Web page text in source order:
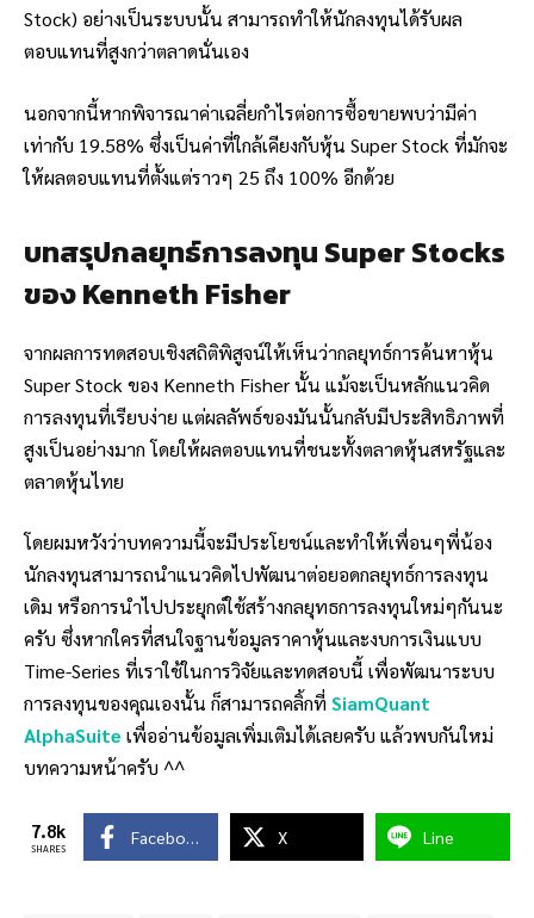
Stock) อย่างเป็นระบบนั้น สามารถทำให้นักลงทุนได้รับผล
ตอบแทนที่สูงกว่าตลาดนั่นเอง
นอกจากนี้หากพิจารณาค่าเฉลี่ยกำไรต่อการซื้อขายพบว่ามีค่า
เท่ากับ 19.58% ซึ่งเป็นค่าที่ใกล้เคียงกับหุ้น Super Stock ที่มักจะ
ให้ผลตอบแทนที่ตั้งแต่ราวๆ 25 ถึง 100% อีกด้วย
บทสรุปกลยุทธ์การลงทุน Super Stocks
ของ Kenneth Fisher
จากผลการทดสอบเชิงสถิติพิสูจน์ให้เห็นว่ากลยุทธ์การค้นหาหุ้น
Super Stock ของ Kenneth Fisherนั้น แม้จะเป็นหลักแนวคิด
การลงทุนที่เรียบง่าย แต่ผลลัพธ์ของมันนั้นกลับมีประสิทธิภาพที่
สูงเป็นอย่างมาก โดยให้ผลตอบแทนที่ชนะทั้งตลาดหุ้นสหรัฐและ
ตลาดหุ้นไทย
โดยผมหวังว่าบทความนี้จะมีประโยชน์และทำให้เพื่อนๆพี่น้อง
นักลงทุนสามารถนำแนวคิดไปพัฒนาต่อยอดกลยุทธ์การลงทุน
เดิม หรือการนำไปประยุกต์ใช้สร้างกลยุทธการลงทุนใหม่ๆกันนะ
ครับ ซึ่งหากใครที่สนใจฐานข้อมูลราคาหุ้นและงบการเงินแบบ
Time-Series ที่เราใช้ในการวิจัยและทดสอบนี้ เพื่อพัฒนาระบบ
การลงทุนของคุณเองนั้น ก็สามารถคลิ้กที่ SiamQuant
AlphaSuite เพื่ออ่านข้อมูลเพิ่มเติมได้เลยครับ แล้วพบกันใหม่
บทความหน้าครับ ^^
7.8k
SHARES
Facebook X Line